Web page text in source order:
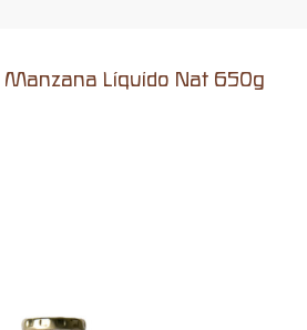
Manzana Líquido Nat 650g